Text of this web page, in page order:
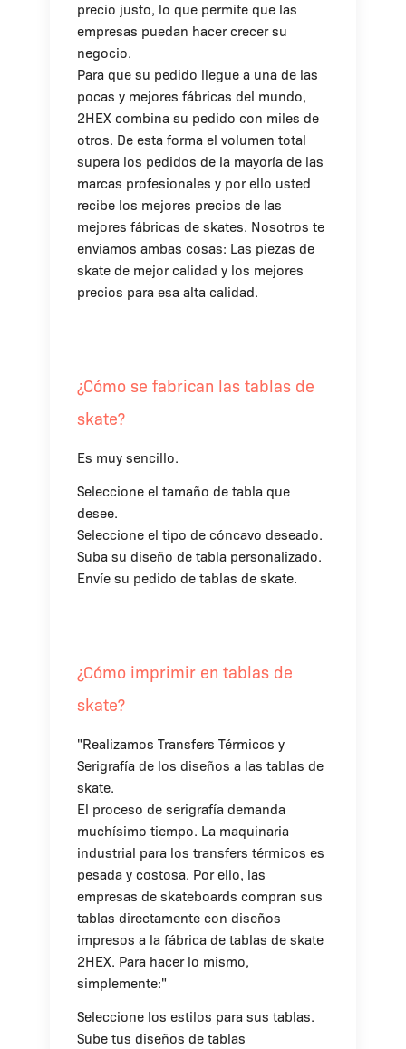
precio justo, lo que permite que las
empresas puedan hacer crecer su
negocio.
Para que su pedido llegue a una de las
pocas y mejores fábricas del mundo,
2HEX combina su pedido con miles de
otros. De esta forma el volumen total
supera los pedidos de la mayoría de las
marcas profesionales y por ello usted
recibe los mejores precios de las
mejores fábricas de skates. Nosotros te
enviamos ambas cosas: Las piezas de
skate de mejor calidad y los mejores
precios para esa alta calidad.
¿Cómo se fabrican las tablas de
skate?
Es muy sencillo.
Seleccione el tamaño de tabla que
desee.
Seleccione el tipo de cóncavo deseado.
Suba su diseño de tabla personalizado.
Envíe su pedido de tablas de skate.
¿Cómo imprimir en tablas de
skate?
"Realizamos Transfers Térmicos y
Serigrafía de los diseños a las tablas de
skate.
El proceso de serigrafía demanda
muchísimo tiempo. La maquinaria
industrial para los transfers térmicos es
pesada y costosa. Por ello, las
empresas de skateboards compran sus
tablas directamente con diseños
impresos a la fábrica de tablas de skate
2HEX. Para hacer lo mismo,
simplemente:"
Seleccione los estilos para sus tablas.
Sube tus diseños de tablas